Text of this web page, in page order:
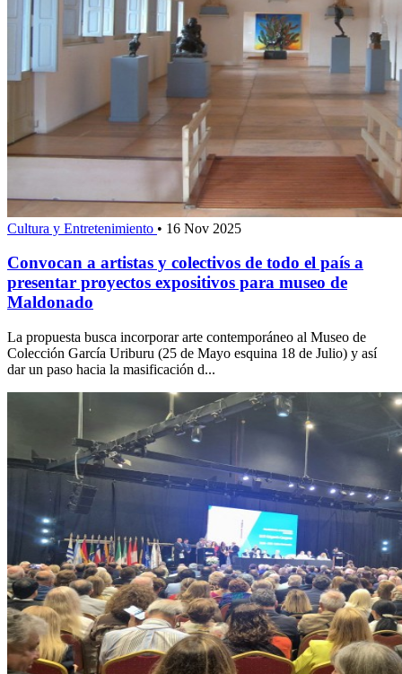
Cultura y Entretenimiento • 16 Nov 2025
Convocan a artistas y colectivos de todo el país a
presentar proyectos expositivos para museo de
Maldonado
La propuesta busca incorporar arte contemporáneo al Museo de
Colección García Uriburu (25 de Mayo esquina 18 de Julio) y así
dar un paso hacia la masificación d...